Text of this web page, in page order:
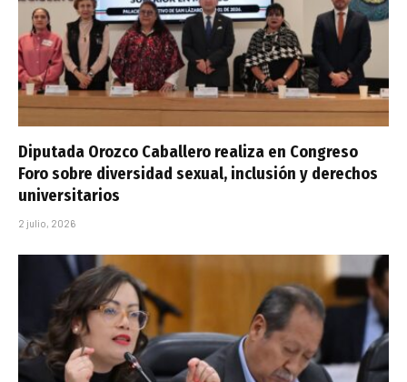
Diputada Orozco Caballero realiza en Congreso
Foro sobre diversidad sexual, inclusión y derechos
universitarios
2 julio, 2026